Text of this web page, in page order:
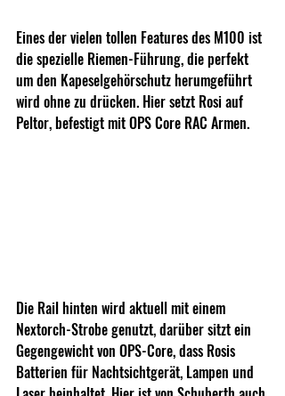
Eines der vielen tollen Features des M100 ist
die spezielle Riemen-Führung, die perfekt
um den Kapeselgehörschutz herumgeführt
wird ohne zu drücken. Hier setzt Rosi auf
Peltor, befestigt mit OPS Core RAC Armen.
Die Rail hinten wird aktuell mit einem
Nextorch-Strobe genutzt, darüber sitzt ein
Gegengewicht von OPS-Core, dass Rosis
Batterien für Nachtsichtgerät, Lampen und